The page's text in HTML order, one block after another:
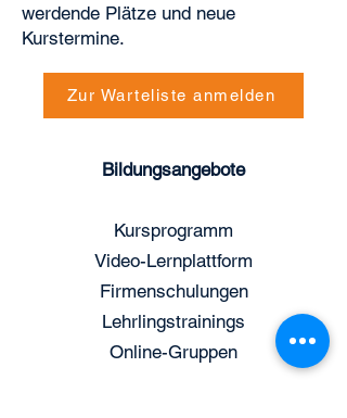
werdende Plätze und neue
Kurstermine.
Zur Warteliste anmelden
Bildungsangebote
Kursprogramm
Video-Lernplattform
Firmenschulungen
Lehrlingstrainings
Online-Gruppen